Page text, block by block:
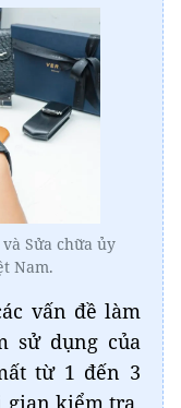
Sửa chữa ủy
Nam.
vấn đề làm
sử dụng của
từ 1 đến 3